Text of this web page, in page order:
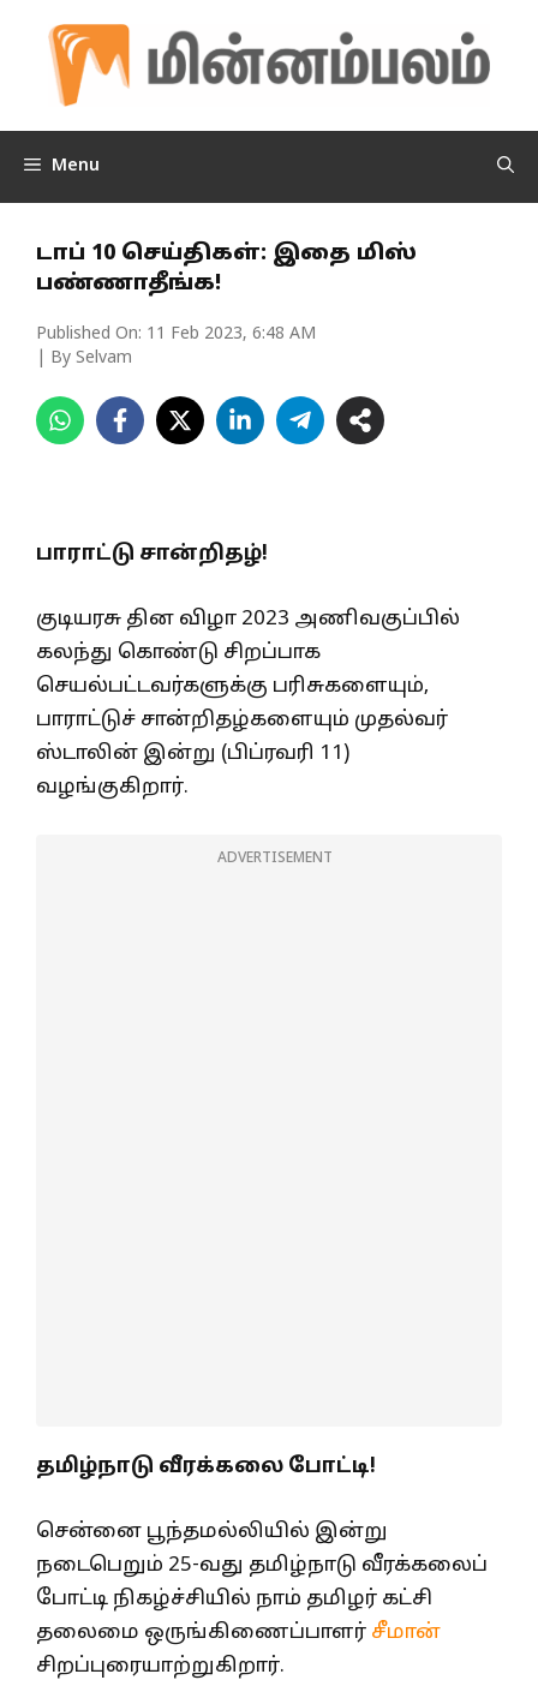
content
Menu
டாப் 10 செய்திகள்: இதை மிஸ்
பண்ணாதீங்க!
Published On: 11 Feb 2023, 6:48 AM
| By Selvam
பாராட்டு சான்றிதழ்!
குடியரசு தின விழா 2023 அணிவகுப்பில்
கலந்து கொண்டு சிறப்பாக
செயல்பட்டவர்களுக்கு பரிசுகளையும்,
பாராட்டுச் சான்றிதழ்களையும் முதல்வர்
ஸ்டாலின் இன்று (பிப்ரவரி 11)
வழங்குகிறார்.
ADVERTISEMENT
தமிழ்நாடு வீரக்கலை போட்டி!
சென்னை பூந்தமல்லியில் இன்று
நடைபெறும் 25-வது தமிழ்நாடு வீரக்கலைப்
போட்டி நிகழ்ச்சியில் நாம் தமிழர் கட்சி
தலைமை ஒருங்கிணைப்பாளர் சீமான்
சிறப்புரையாற்றுகிறார்.